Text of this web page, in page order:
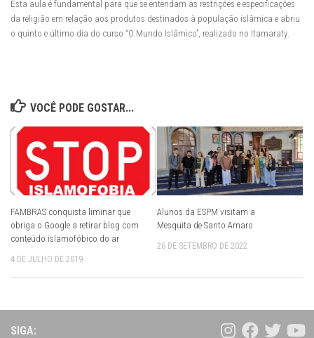
Esta aula é fundamental para que se entendam as restrições e especificações
da religião em relação aos produtos destinados à população islâmica e abriu
o quinto e último dia do curso “O Mundo Islâmico”, realizado no Itamaraty.
VOCÊ PODE GOSTAR...
FAMBRAS conquista liminar que
obriga o Google a retirar blog com
conteúdo islamofóbico do ar
4 DE JULHO DE 2019
Alunos da ESPM visitam a
Mesquita de Santo Amaro
26 DE SETEMBRO DE 2022
SIGA: